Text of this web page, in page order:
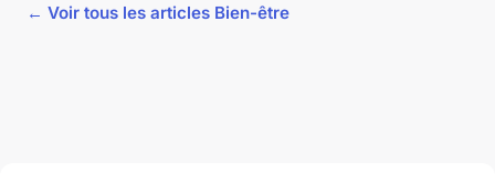
← Voir tous les articles Bien-être